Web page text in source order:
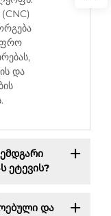
და
ეტევის?
და